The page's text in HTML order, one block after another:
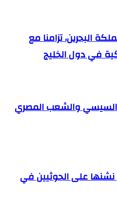
البحرين، تزامنا مع
في دول الخليج
والشعب المصري
على الحوثيين في